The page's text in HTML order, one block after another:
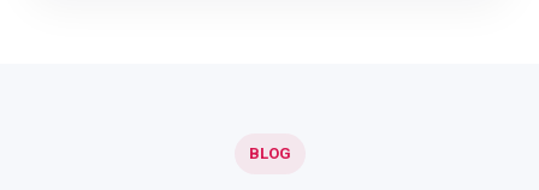
BLOG